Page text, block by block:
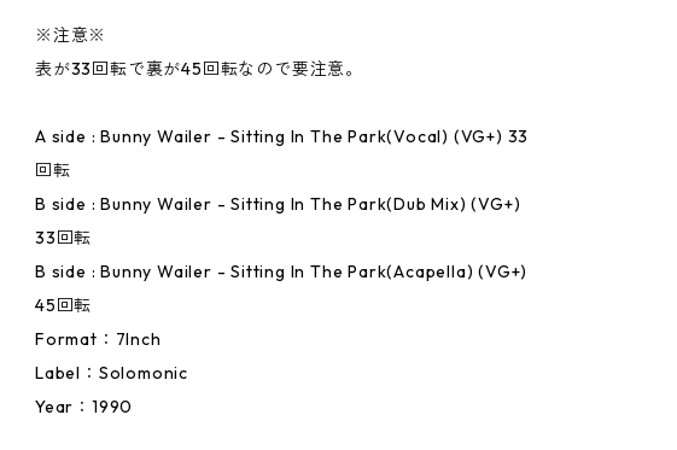
※注意※
表が33回転で裏が45回転なので要注意。
A side : Bunny Wailer - Sitting In The Park(Vocal) (VG+) 33
回転
B side : Bunny Wailer - Sitting In The Park(Dub Mix) (VG+)
33回転
B side : Bunny Wailer - Sitting In The Park(Acapella) (VG+)
45回転
Format：7Inch
Label：Solomonic
Year：1990